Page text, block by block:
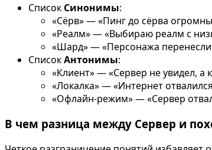
Список Синонимы:
«Сёрв» — «Пинг до сёрва
«Реалм» — «Выбираю реалм с
«Шард» — «Персонажа
СписокАнтонимы:
«Клиент» — «Сервер не увидел, а
«Локалка» — «Интернет
«Офлайн-режим» — «Сервер
В чем разница между Сервер и